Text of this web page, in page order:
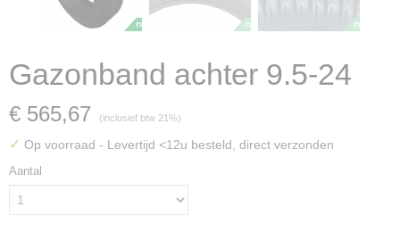
Gazonband achter 9.5-24
€ 565,67 (inclusief btw 21%)
✓ Op voorraad - Levertijd <12u besteld, direct verzonden
Aantal